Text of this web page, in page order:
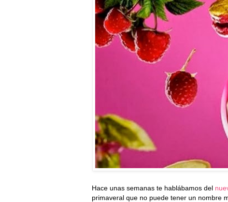
Hace unas semanas te hablábamos del
primaveral que no puede tener un nombre